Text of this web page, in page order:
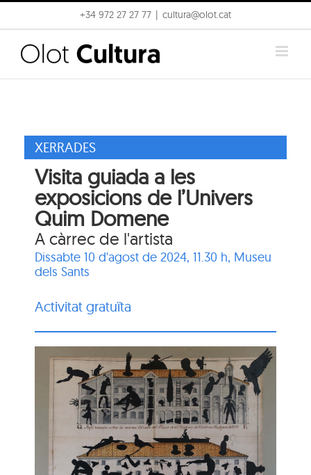
to
content
+34 972 27 27 77 cultura@olot.cat
XERRADES
Visita guiada a les
exposicions de l’Univers
Quim Domene
A càrrec de l'artista
Dissabte 10 d'agost de 2024, 11.30 h, Museu
dels Sants
Activitat gratuïta